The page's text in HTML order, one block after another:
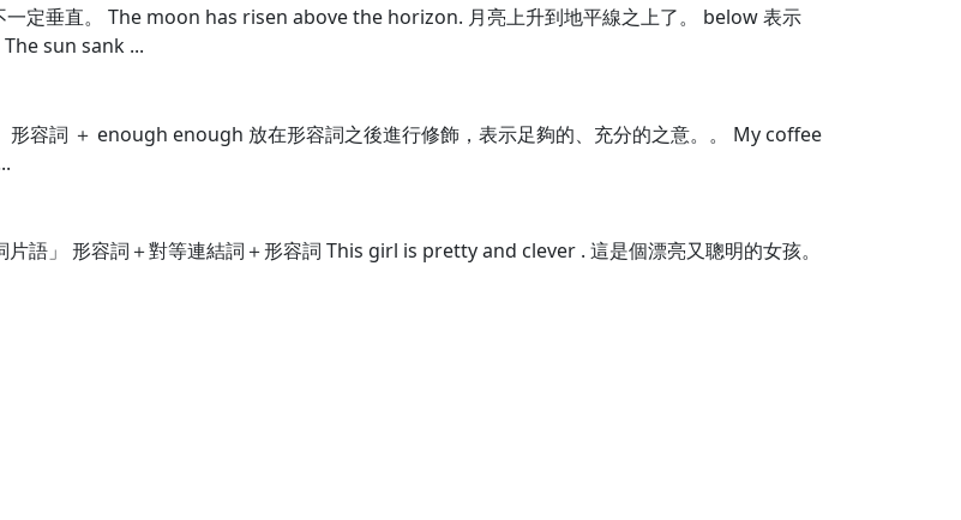
定垂直。 The moon has risen above the horizon. 月亮上升到地平線之上了。 below 表示
sun sank ...
容詞 ＋ enough enough 放在形容詞之後進行修飾，表示足夠的、充分的之意。。 My coffee
語」 形容詞＋對等連結詞＋形容詞 This girl is pretty and clever . 這是個漂亮又聰明的女孩。